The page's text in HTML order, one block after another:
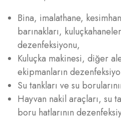
Bina, imalathane,
barınakları,
dezenfeksiyonu,
Kuluçka makinesi, diğer
ekipmanların
Su tankları ve su
Hayvan nakil araçları, su
boru hatlarının